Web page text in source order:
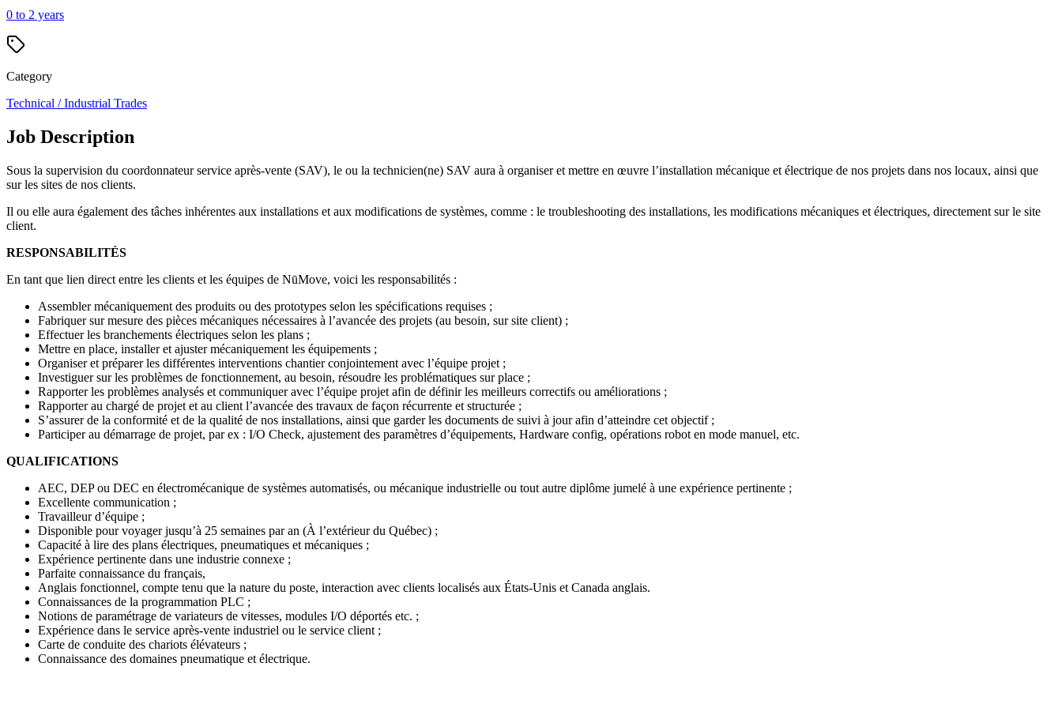
0 to 2 years
Category
Technical / Industrial Trades
Job Description
Sous la supervision du coordonnateur service après-vente (SAV), le ou la technicien(ne) SAV aura à organiser et mettre en œuvre l’installation mécanique et électrique de nos projets dans nos locaux, ainsi que
sur les sites de nos clients.
Il ou elle aura également des tâches inhérentes aux installations et aux modifications de systèmes, comme : le troubleshooting des installations, les modifications mécaniques et électriques, directement sur le site
client.
RESPONSABILITÉS
En tant que lien direct entre les clients et les équipes de NūMove, voici les responsabilités :
Assembler mécaniquement des produits ou des prototypes selon les spécifications requises ;
Fabriquer sur mesure des pièces mécaniques nécessaires à l’avancée des projets (au besoin, sur site client) ;
Effectuer les branchements électriques selon les plans ;
Mettre en place, installer et ajuster mécaniquement les équipements ;
Organiser et préparer les différentes interventions chantier conjointement avec l’équipe projet ;
Investiguer sur les problèmes de fonctionnement, au besoin, résoudre les problématiques sur place ;
Rapporter les problèmes analysés et communiquer avec l’équipe projet afin de définir les meilleurs correctifs ou améliorations ;
Rapporter au chargé de projet et au client l’avancée des travaux de façon récurrente et structurée ;
S’assurer de la conformité et de la qualité de nos installations, ainsi que garder les documents de suivi à jour afin d’atteindre cet objectif ;
Participer au démarrage de projet, par ex : I/O Check, ajustement des paramètres d’équipements, Hardware config, opérations robot en mode manuel, etc.
QUALIFICATIONS
AEC, DEP ou DEC en électromécanique de systèmes automatisés, ou mécanique industrielle ou tout autre diplôme jumelé à une expérience pertinente ;
Excellente communication ;
Travailleur d’équipe ;
Disponible pour voyager jusqu’à 25 semaines par an (À l’extérieur du Québec) ;
Capacité à lire des plans électriques, pneumatiques et mécaniques ;
Expérience pertinente dans une industrie connexe ;
Parfaite connaissance du français,
Anglais fonctionnel, compte tenu que la nature du poste, interaction avec clients localisés aux États-Unis et Canada anglais.
Connaissances de la programmation PLC ;
Notions de paramétrage de variateurs de vitesses, modules I/O déportés etc. ;
Expérience dans le service après-vente industriel ou le service client ;
Carte de conduite des chariots élévateurs ;
Connaissance des domaines pneumatique et électrique.